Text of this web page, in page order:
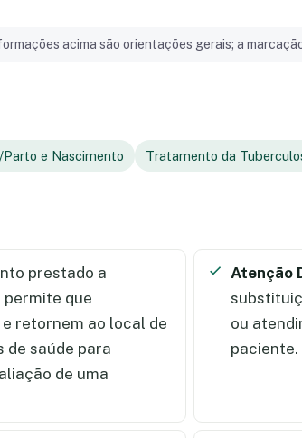
acima são orientações gerais; a
e Nascimento Tratamento da
prestado a
permite que
retornem ao local de
de saúde para
de uma
Atenção
ou
paciente.